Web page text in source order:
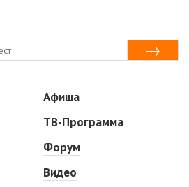
Афиша
ТВ-Программа
Форум
Видео